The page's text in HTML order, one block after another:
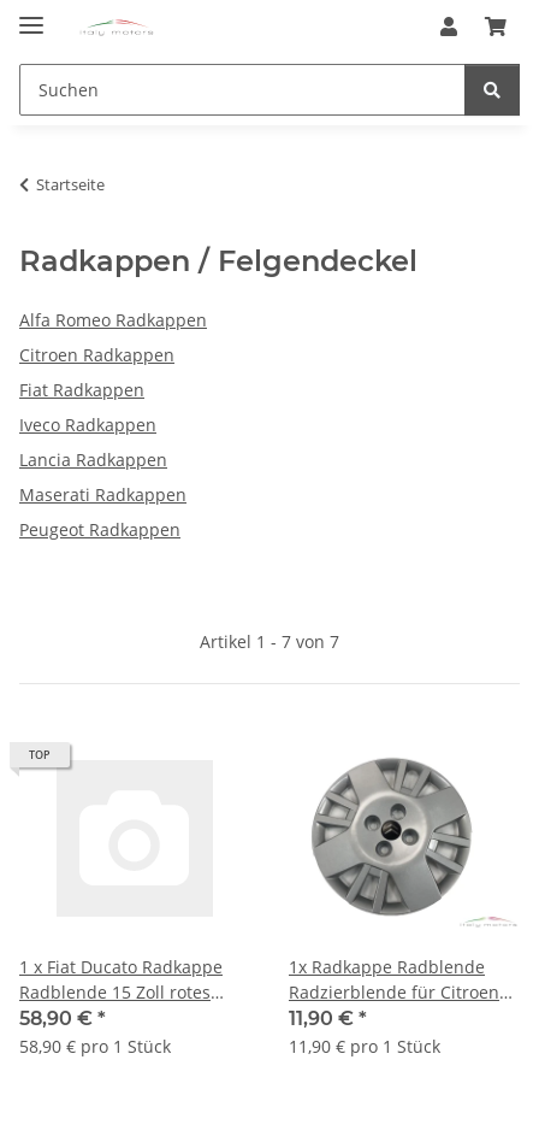
Startseite
Radkappen / Felgendeckel
Alfa Romeo Radkappen
Citroen Radkappen
Fiat Radkappen
Iveco Radkappen
Lancia Radkappen
Maserati Radkappen
Peugeot Radkappen
Artikel 1 - 7 von 7
TOP
1 x Fiat Ducato Radkappe
Radblende 15 Zoll rotes
Logo 1352624080
1358879080
58,90 € *
58,90 € pro 1 Stück
1x Radkappe Radblende
Radzierblende für Citroen
Nemo ab BJ -08 14 Zoll
5416.Q1
11,90 € *
11,90 € pro 1 Stück